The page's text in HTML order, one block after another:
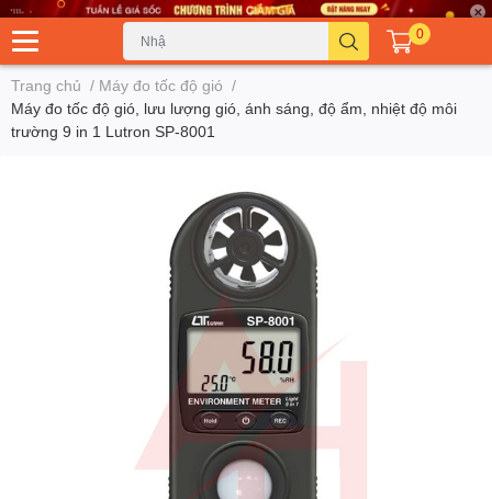
0
Trang chủ / Máy đo tốc độ gió /
Máy đo tốc độ gió, lưu lượng gió, ánh sáng, độ ẩm, nhiệt độ môi
trường 9 in 1 Lutron SP-8001